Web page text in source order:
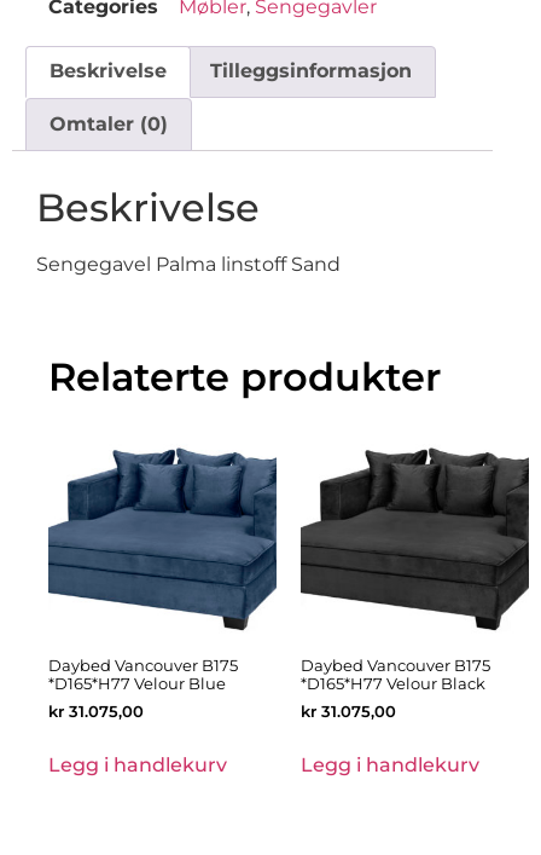
Categories
Møbler, Sengegavler
Beskrivelse Tilleggsinformasjon
Omtaler (0)
Beskrivelse
Sengegavel Palma linstoff Sand
Relaterte produkter
Daybed Vancouver B175
*D165*H77 Velour Blue
kr 31.075,00
Legg i handlekurv
Daybed Vancouver B175
*D165*H77 Velour Black
kr 31.075,00
Legg i handlekurv